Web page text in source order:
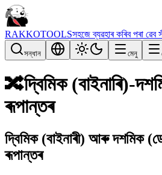
RAKKOTOOLSসহজে ব্যৱহাৰ কৰিব পৰা ৱেব
সন্ধান মেনু
🔀দ্বিমিক (বাইনাৰি)-
ৰূপান্তৰ
দ্বিমিক (বাইনাৰী) আৰু দশমিক
ৰূপান্তৰ